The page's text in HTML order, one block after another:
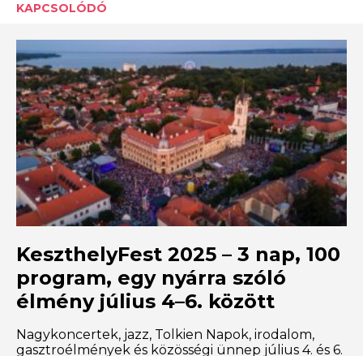
KAPCSOLÓDÓ
KeszthelyFest 2025 – 3 nap, 100
program, egy nyárra szóló
élmény július 4–6. között
Nagykoncertek, jazz, Tolkien Napok, irodalom,
gasztroélmények és közösségi ünnep július 4. és 6.